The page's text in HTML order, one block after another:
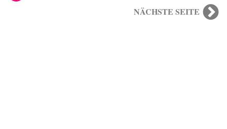
NÄCHSTE SEITE